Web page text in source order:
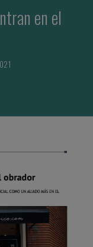
en el